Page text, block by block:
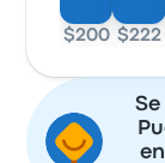
$200 $222